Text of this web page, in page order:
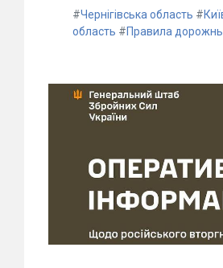
#Чернігівська область #
область #Правила